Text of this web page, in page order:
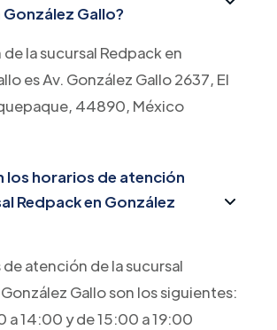
González Gallo?
la sucursal Redpack en
es Av. González Gallo 2637, El
44890, México
los horarios de atención
Redpack en González
atención de la sucursal
Gallo son los siguientes:
a 14:00 y de 15:00 a 19:00